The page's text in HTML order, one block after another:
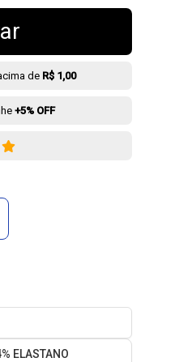
de R$ 1,00
+5% OFF
ELASTANO